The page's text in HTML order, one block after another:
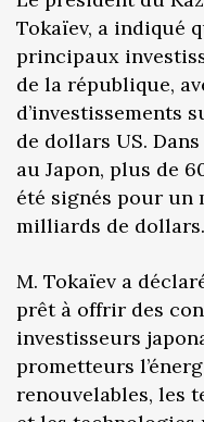
Tokaïev, a indiqué
principaux
de la république,
d’investissements
de dollars US.
au Japon, plus de
été signés pour un
milliards de dollars.
M. Tokaïev a
prêt à offrir des
investisseurs
prometteurs
renouvelables, les